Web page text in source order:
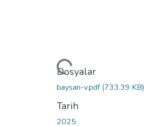
Yükleniyor...Dosyalar
baysan-v.pdf(733.39 KB)
Tarih
2025